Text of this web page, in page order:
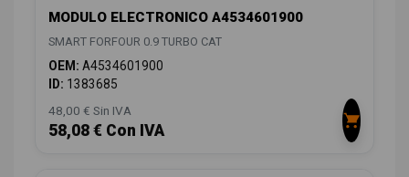
MODULO ELECTRONICO A4534601900
SMART FORFOUR 0.9 TURBO CAT
OEM: A4534601900
ID: 1383685
48,00 € Sin IVA
58,08 € Con IVA